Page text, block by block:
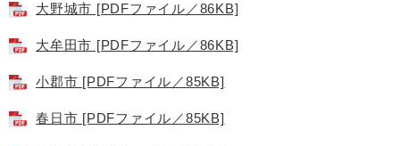
大野城市 [PDFファイル／86KB]
大牟田市 [PDFファイル／86KB]
小郡市 [PDFファイル／85KB]
春日市 [PDFファイル／85KB]